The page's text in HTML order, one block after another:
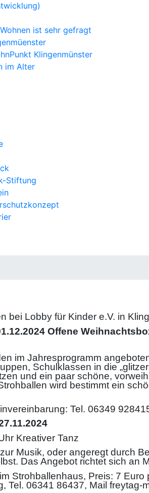
ist sehr gefragt
Klingenmünster
im Alter
Stiftung
bei Lobby für Kinder e.V. in
Offene
im Jahresprogramm
Schulklassen in die
und ein paar schöne,
wird bestimmt ein
Tel. 06349
Kreativer Tanz
Musik, oder angeregt durch
Das Angebot richtet sich an
Strohballenhaus, Preis: 7
Tel. 06341 86437, Mail freytag-